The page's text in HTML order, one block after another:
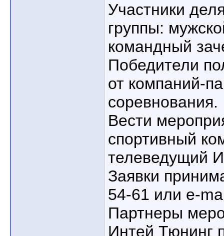
Участники
группы:
командный
Победители
от компаний-
соревнования.
Вести
спортивный
телеведущий
Заявки
54-61 или e-
Партнеры
Интей Тюнинг